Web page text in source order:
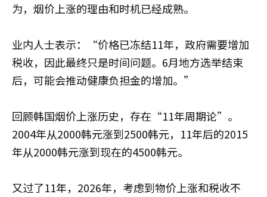
为，烟价上涨的理由和时机已经成熟。
业内人士表示：“价格已冻结11年，政府需要增加
税收，因此最终只是时间问题。6月地方选举结束
后，可能会推动健康负担金的增加。”
回顾韩国烟价上涨历史，存在“11年周期论”。
2004年从2000韩元涨到2500韩元，11年后的2015
年从2000韩元涨到现在的4500韩元。
又过了11年，2026年，考虑到物价上涨和税收不